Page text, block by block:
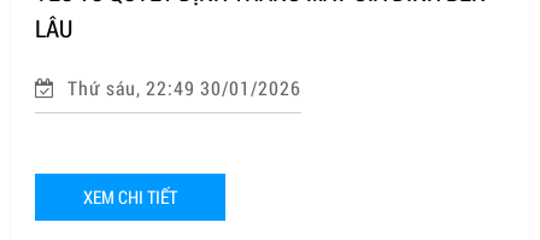
LÂU
Thứ sáu, 22:49 30/01/2026
XEM CHI TIẾT